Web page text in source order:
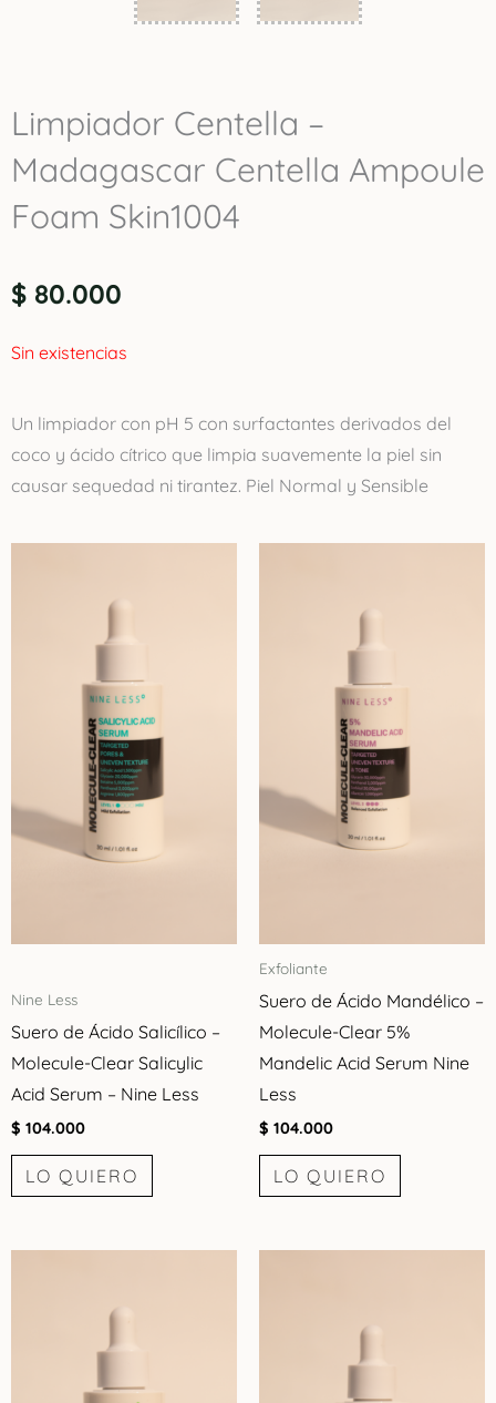
Limpiador Centella –
Madagascar Centella Ampoule
Foam Skin1004
$ 80.000
Sin existencias
Un limpiador con pH 5 con surfactantes derivados del
coco y ácido cítrico que limpia suavemente la piel sin
causar sequedad ni tirantez. Piel Normal y Sensible
Nine Less
Suero de Ácido Salicílico –
Molecule-Clear Salicylic
Acid Serum – Nine Less
$ 104.000
LO QUIERO
Exfoliante
Suero de Ácido Mandélico –
Molecule-Clear 5%
Mandelic Acid Serum Nine
Less
$ 104.000
LO QUIERO